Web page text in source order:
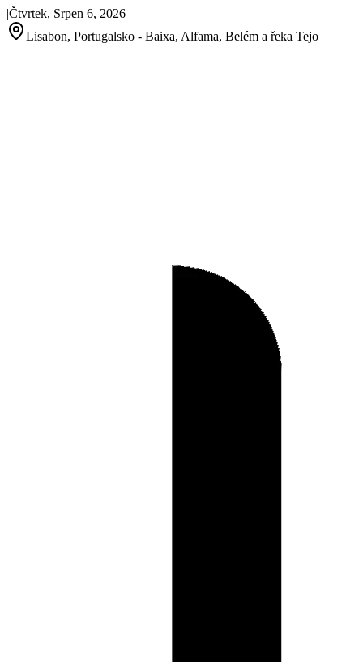
|Čtvrtek, Srpen 6, 2026
Lisabon, Portugalsko - Baixa, Alfama, Belém a řeka Tejo